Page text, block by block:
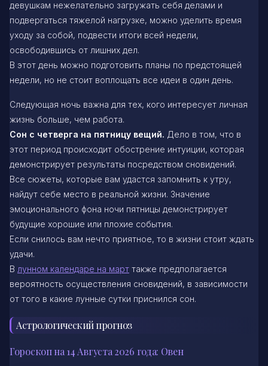
девушкам нежелательно загружать себя делами и
подвергаться тяжелой нагрузке, можно уделить время
уходу за собой, подвести итоги всей недели,
освободившись от лишних дел.
В этот день можно подготовить планы по предстоящей
недели, но не стоит воплощать все идеи в один день.
Следующая ночь важна для тех, кого интересует личная
жизнь больше, чем работа.
Сон с четверга на пятницу вещий. Дело в том, что в
этот период происходит обострение интуиции, которая
демонстрирует результаты посредством сновидений.
Все сюжеты, которые вам удастся запомнить к утру,
найдут себе место в реальной жизни. Значение
эмоционального фона ночи пятницы демонстрирует
будущие хорошие или плохие события.
Если снилось вам нечто приятное, то в жизни стоит ждать
удачи.
В лунном календаре на март также предполагается
вероятность осуществления сновидений, в зависимости
от того в какие лунные сутки приснился сон.
Астрологический прогноз
Гороскоп на 14 Августа 2026 года: Овен